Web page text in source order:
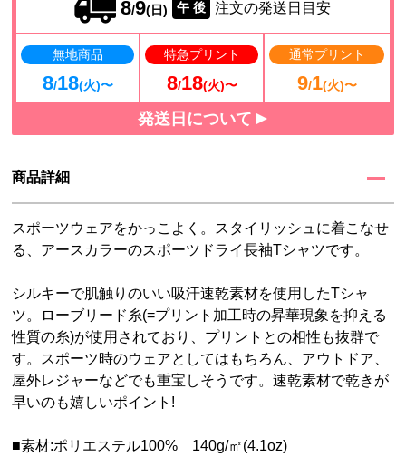
8/9(日) 午 後 注文の発送日目安
無地商品
8/18(火)〜
特急プリント
8/18(火)〜
通常プリント
9/1(火)〜
発送日について
商品詳細
スポーツウェアをかっこよく。スタイリッシュに着こなせ
る、アースカラーのスポーツドライ長袖Tシャツです。
シルキーで肌触りのいい吸汗速乾素材を使用したTシャ
ツ。ローブリード糸(=プリント加工時の昇華現象を抑える
性質の糸)が使用されており、プリントとの相性も抜群で
す。スポーツ時のウェアとしてはもちろん、アウトドア、
屋外レジャーなどでも重宝しそうです。速乾素材で乾きが
早いのも嬉しいポイント!
■素材:ポリエステル100% 140g/㎡(4.1oz)